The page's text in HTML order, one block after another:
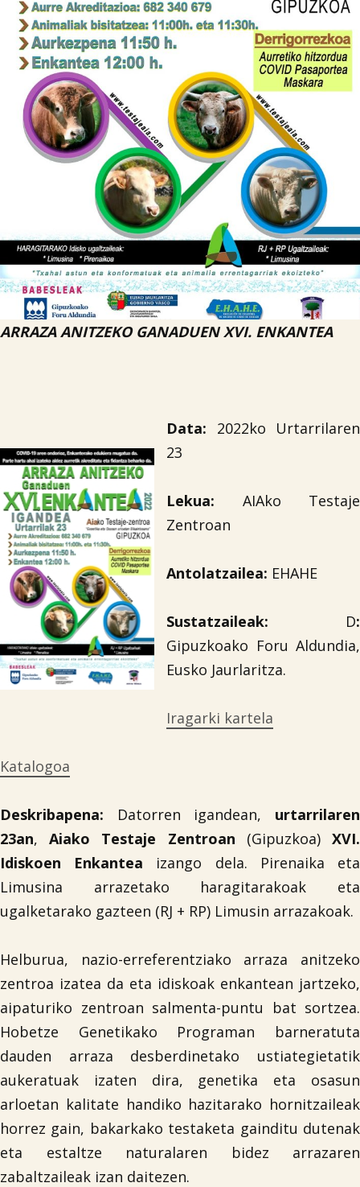
Iragarki-taula
Lursail Market
ARRAZA ANITZEKO GANADUEN XVI. ENKANTEA
Data: 2022ko Urtarrilaren
23
Lekua: AIAko Testaje
Zentroan
Antolatzailea: EHAHE
Sustatzaileak: D:
Gipuzkoako Foru Aldundia,
Eusko Jaurlaritza.
Iragarki kartela
Katalogoa
Deskribapena: Datorren igandean, urtarrilaren
23an,Aiako Testaje Zentroan (Gipuzkoa)XVI.
Idiskoen Enkantea izango dela. Pirenaika eta
Limusina arrazetako haragitarakoak eta
ugalketarako gazteen (RJ + RP) Limusin arrazakoak.
Helburua, nazio-erreferentziako arraza anitzeko
zentroa izatea da eta idiskoak enkantean jartzeko,
aipaturiko zentroan salmenta-puntu bat sortzea.
Hobetze Genetikako Programan barneratuta
dauden arraza desberdinetako ustiategietatik
aukeratuak izaten dira, genetika eta osasun
arloetan kalitate handiko hazitarako hornitzaileak
horrez gain, bakarkako testaketa gainditu dutenak
eta estaltze naturalaren bidez arrazaren
zabaltzaileak izan daitezen.